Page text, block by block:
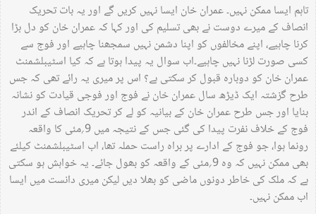
تاہم ایسا ممکن نہیں۔ عمران خان ایسا نہیں کریں گے اور یہ بات تحریک
انصاف کے میرے دوست نے بھی تسلیم کی اور کہا کہ عمران خان کو دل بڑا
کرنا چاہیے، اپنے مخالفوں کو اپنا دشمن نہیں سمجھنا چاہیے اور فوج سے
کسی صورت لڑنا نہیں چاہیے۔اب سوال یہ پیدا ہوتا ہے کہ کیا اسٹیبلشمنٹ
عمران خان کو دوبارہ قبول کر سکتی ہے؟ اس پر میری یہ رائے تھی کہ جس
طرح گزشتہ ایک ڈیڑھ سال عمران خان نے فوج اور فوجی قیادت کو نشانہ
بنایا اور جس طرح عمران خان کے بیانیہ کو لے کر تحریک انصاف کے اندر
فوج کے خلاف نفرت پیدا کی گئی جس کے نتیجہ میں 9؍مئی کا واقعہ
رونما ہوا، جو فوج کے ادارے پر براہ راست حملہ تھا، اب اسٹیبلشمنٹ کیلئے
بھی ممکن نہیں کہ وہ 9؍مئی کے واقعہ کو بھول جائے۔ یہ خواہش ہو سکتی
ہے کہ ملک کی خاطر دونوں ماضی کو بھلا دیں لیکن میری دانست میں ایسا
اب ممکن نہیں۔